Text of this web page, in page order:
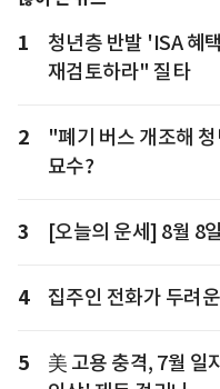
1
청년층 반발 'ISA 혜
재검토하라" 질타
2
"폐기 버스 개조해
묘수?
3 [오늘의 운세] 8월 8
4 집주인 전화가 두려
5
美 고용 충격, 7월